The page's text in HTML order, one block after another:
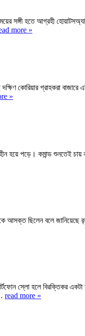
সঙ্গী হতে আগ্রহী
more »
কোরিয়ার গ্রাহকরা
»
হয়ে পড়ে। কমান্ড শুনতেই
ছিলেন বলে
স্লো হলে বিরক্তিকর একটা
read more »